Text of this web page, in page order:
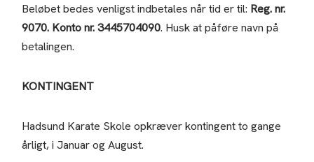
Beløbet bedes venligst indbetales når tid er til: Reg. nr.
9070. Konto nr. 3445704090. Husk at påføre navn på
betalingen.
KONTINGENT
Hadsund Karate Skole opkræver kontingent to gange
årligt, i Januar og August.